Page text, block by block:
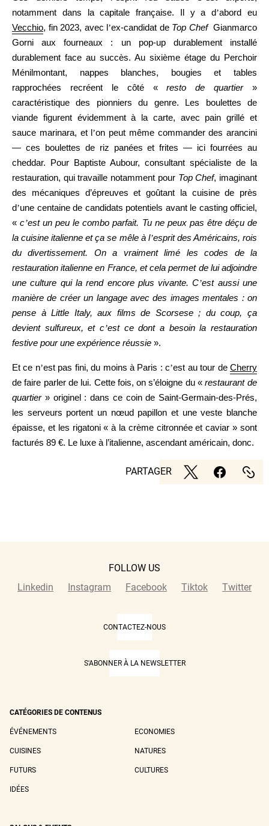
notamment dans la capitale française. Il y a d’abord eu
Vecchio, fin 2023, avec l’ex-candidat de Top Chef Gianmarco
Gorni aux fourneaux : un pop-up durablement installé
durablement face au succès. Au sixième étage du Perchoir
Ménilmontant, nappes blanches, bougies et tables
rapprochées recréent le côté «resto de quartier»
caractéristique des pionniers du genre. Les boulettes de
viande figurent évidemment à la carte, avec pain grillé et
sauce marinara, et l’on peut même commander des arancini
— ces boulettes de riz panées et frites — ici fourrées au
cheddar. Pour Baptiste Aubour, consultant spécialiste de la
restauration, qui travaille notamment pour Top Chef, imaginant
des mécaniques d’épreuves et goûtant la cuisine de près
d’une centaine de candidats potentiels avant le casting officiel,
«c’est un peu le combo parfait. Tu ne peux pas être déçu de
la cuisine italienne et ça se mêle à l’esprit des Américains, rois
du divertissement. On a vraiment limé les codes de la
restauration italienne en France, et cela permet de lui adjoindre
une culture qui la rend encore plus vivante. C’est aussi une
manière de créer un langage avec des images mentales : on
pense à Little Italy, aux films de Scorsese ; du coup, ça
devient sulfureux, et c’est ce dont a besoin la restauration
festive pour une expérience réussie ».
Et ce n’est pas fini, du moins à Paris : c’est au tour deCherry
de faire parler de lui. Cette fois, on s’éloigne du «restaurant de
quartier» originel : dans ce coin de Saint-Germain-des-Prés,
les serveurs portent un nœud papillon et une veste blanche
épaisse, et les rigatoni « à la crème citronnée et caviar » sont
facturés 89 €. Le luxe à l’italienne, ascendant américain, donc.
PARTAGER
FOLLOW US
Linkedin
Instagram Facebook Tiktok Twitter
CONTACTEZ-NOUS
S'ABONNER À LA NEWSLETTER
CATÉGORIES DE CONTENUS
ÉVÉNEMENTS ECONOMIES
CUISINES NATURES
FUTURS CULTURES
IDÉES